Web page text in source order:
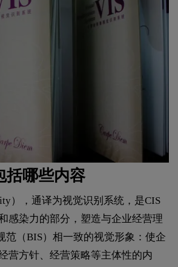
括哪些内容
），通译为视觉识别系统，是CIS
感染力的部分，塑造与企业经营理
范（BIS）相一致的视觉形象：使企
营方针、经营策略等主体性的内